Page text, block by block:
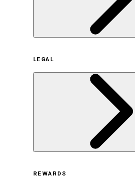
サステナビリティの
サステナビリティの取
ヒストリ
採用情報
LEGAL
REWARDS